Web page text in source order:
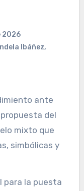
2026
Ibáñez,
del
mixto que
simbólicas y